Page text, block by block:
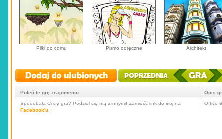
Piłki do domu Pismo odręczne Architekt
Poleć tę grę znajomemu
Spodobała Ci się gra? Podziel się nią z innymi! Zamieść link do niej na
Facebook'u:
Opis
Office